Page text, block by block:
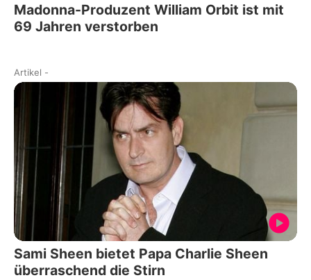
Madonna-Produzent William Orbit ist mit
69 Jahren verstorben
Artikel -
Sami Sheen bietet Papa Charlie Sheen
überraschend die Stirn